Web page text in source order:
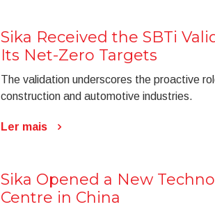
Sika Received the SBTi
Its Net-Zero Targets
The validation underscores the proactive
construction and automotive industries.
Ler mais
Sika Opened a New
Centre in China